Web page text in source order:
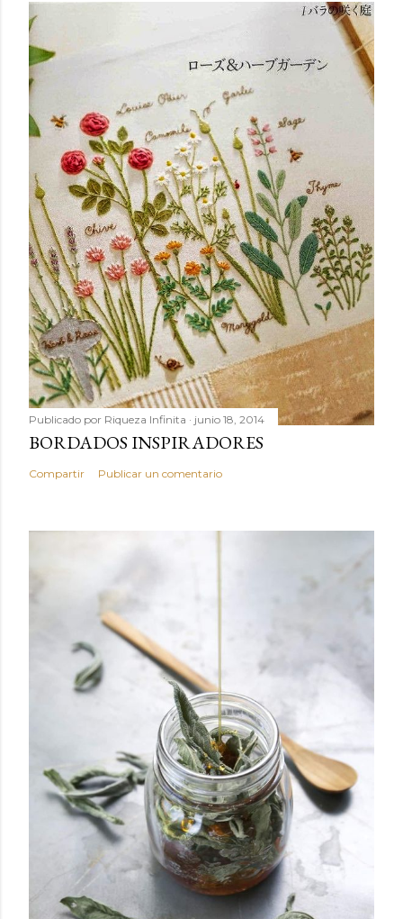
Publicado por Riqueza Infinita junio 18, 2014
BORDADOS INSPIRADORES
Compartir Publicar un comentario